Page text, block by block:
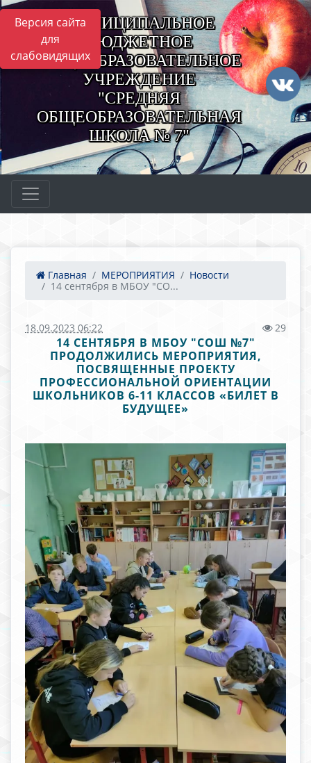
Версия сайта
для
слабовидящих
МУНИЦИПАЛЬНОЕ
БЮДЖЕТНОЕ
ОБЩЕОБРАЗОВАТЕЛЬНОЕ
УЧРЕЖДЕНИЕ
"СРЕДНЯЯ
ОБЩЕОБРАЗОВАТЕЛЬНАЯ
ШКОЛА № 7"
Главная МЕРОПРИЯТИЯ
Новости
14 сентября в МБОУ "СО...
18.09.2023 06:22 29
14 СЕНТЯБРЯ В МБОУ "СОШ №7"
ПРОДОЛЖИЛИСЬ МЕРОПРИЯТИЯ,
ПОСВЯЩЕННЫЕ ПРОЕКТУ
ПРОФЕССИОНАЛЬНОЙ ОРИЕНТАЦИИ
ШКОЛЬНИКОВ 6-11 КЛАССОВ «БИЛЕТ В
БУДУЩЕЕ»